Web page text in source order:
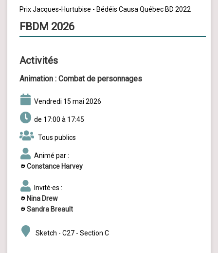
Prix Jacques-Hurtubise - Bédéis Causa Québec BD 2022
FBDM 2026
Activités
Animation : Combat de personnages
vendredi 15 mai 2026
de 17:00 à 17:45
Tous publics
Animé par :
Constance Harvey
Invité·es :
Nina Drew
Sandra Breault
Sketch - C27 - Section C